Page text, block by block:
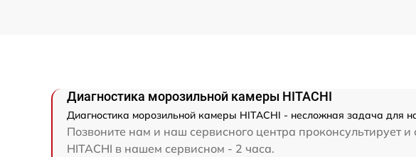
Диагностика морозильной камеры HITACHI
Диагностика морозильной камеры HITACHI - несложная задача для
Позвоните нам и наш сервисного центра проконсультирует
HITACHI в нашем сервисном - 2 часа.